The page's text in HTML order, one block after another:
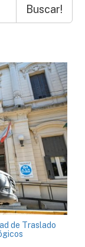
Buscar!
de Traslado